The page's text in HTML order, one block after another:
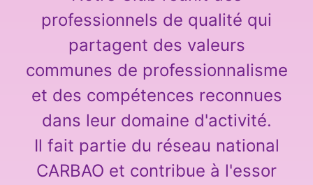
professionnels de qualité qui
partagent des valeurs
communes de professionnalisme
et des compétences reconnues
dans leur domaine d'activité.
Il fait partie du réseau national
CARBAO et contribue à l'essor